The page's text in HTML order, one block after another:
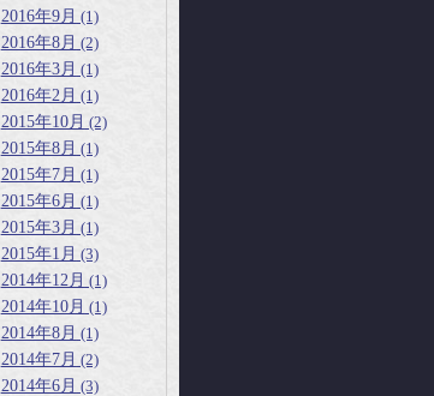
2016年9月 (1)
2016年8月 (2)
2016年3月 (1)
2016年2月 (1)
2015年10月 (2)
2015年8月 (1)
2015年7月 (1)
2015年6月 (1)
2015年3月 (1)
2015年1月 (3)
2014年12月 (1)
2014年10月 (1)
2014年8月 (1)
2014年7月 (2)
2014年6月 (3)